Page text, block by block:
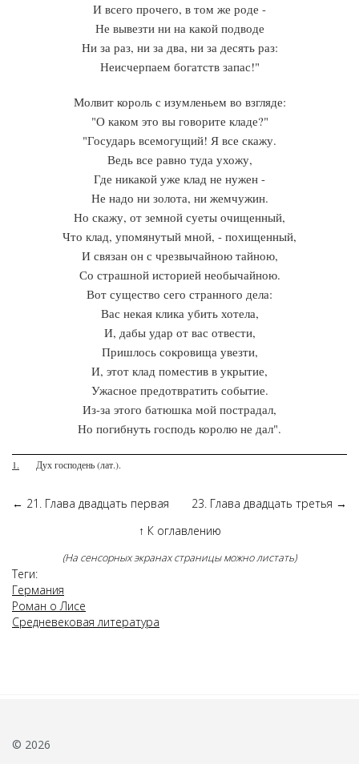
И всего прочего, в том же роде -
Не вывезти ни на какой подводе
Ни за раз, ни за два, ни за десять раз:
Неисчерпаем богатств запас!"
Молвит король с изумленьем во взгляде:
"О каком это вы говорите кладе?"
"Государь всемогущий! Я все скажу.
Ведь все равно туда ухожу,
Где никакой уже клад не нужен -
Не надо ни золота, ни жемчужин.
Но скажу, от земной суеты очищенный,
Что клад, упомянутый мной, - похищенный,
И связан он с чрезвычайною тайною,
Со страшной историей необычайною.
Вот существо сего странного дела:
Вас некая клика убить хотела,
И, дабы удар от вас отвести,
Пришлось сокровища увезти,
И, этот клад поместив в укрытие,
Ужасное предотвратить событие.
Из-за этого батюшка мой пострадал,
Но погибнуть господь королю не дал".
1. Дух господень (лат.).
← 21. Глава двадцать первая 23. Глава двадцать третья →
↑ К оглавлению
(На сенсорных экранах страницы можно листать)
Теги:
Германия
Роман о Лисе
Средневековая литература
© 2026